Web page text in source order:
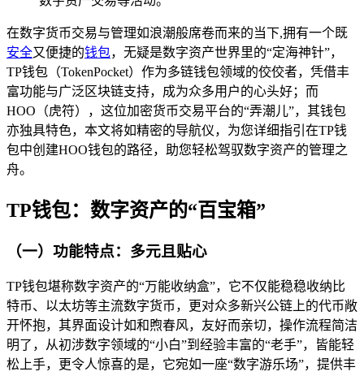
在数字货币交易与管理如浪潮般席卷而来的当下,拥有一个既
安全又便捷的钱包，无疑是数字资产世界里的“定海神针”，
TP钱包（TokenPocket）作为多链钱包领域的佼佼者，凭借丰
富功能与广泛区块链支持，成为众多用户的心头好；而
HOO（虎符），这位加密货币交易平台的“弄潮儿”，其钱包
亦独具特色，本文将如精密的导航仪，为您详细指引在TP钱
包中创建HOO钱包的路径，助您轻松驾驭数字资产的管理之
舟。
TP钱包：数字资产的“百宝箱”
（一）功能特点：多元且贴心
TP钱包堪称数字资产的“万能收纳盒”，它不仅能稳稳收纳比
特币、以太坊等主流数字货币，更对众多新兴公链上的代币敞
开怀抱，其界面设计如和煦春风，友好而亲切，操作流程简洁
明了，从初涉数字领域的“小白”到经验丰富的“老手”，皆能轻
松上手，更令人惊喜的是，它宛如一座“数字游乐场”，提供丰